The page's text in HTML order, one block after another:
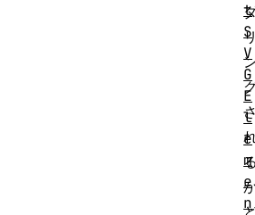
リ
さ
る
t
S
V
G
E
l
e
m
e
n